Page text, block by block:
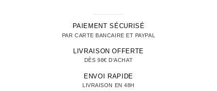
PAIEMENT SÉCURISÉ
PAR CARTE BANCAIRE ET PAYPAL
LIVRAISON OFFERTE
DÈS 98€ D'ACHAT
ENVOI RAPIDE
LIVRAISON EN 48H